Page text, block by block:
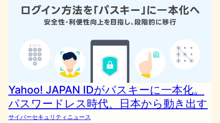
Yahoo! JAPAN IDがパスキーに一本化。
パスワードレス時代、日本から動き出す
サイバーセキュリティニュース